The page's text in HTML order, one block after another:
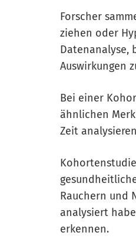
Forscher
ziehen oder
Datenanalyse,
Auswirkungen
Bei einer
ähnlichen
Zeit
Rauchern und
analysiert
erkennen.